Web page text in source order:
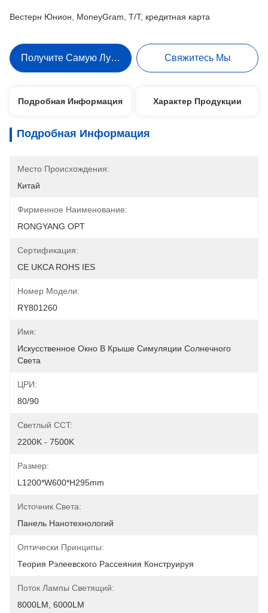
Вестерн Юнион, MoneyGram, T/T, кредитная карта
Получите Самую Лучшую Цену Свяжитесь Мы
Подробная Информация Характер Продукции
Подробная Информация
Место Происхождения:
Китай
Фирменное Наименование:
RONGYANG OPT
Сертификация:
CE UKCA ROHS IES
Номер Модели:
RY801260
Имя:
Искусственное Окно В Крыше Симуляции Солнечного
Света
ЦРИ:
80/90
Светлый CCT:
2200K - 7500K
Размер:
L1200*W600*H295mm
Источник Света:
Панель Нанотехнологий
Оптически Принципы:
Теория Рэлеевского Рассеяния Конструируя
Поток Лампы Светящий:
8000LM, 6000LM